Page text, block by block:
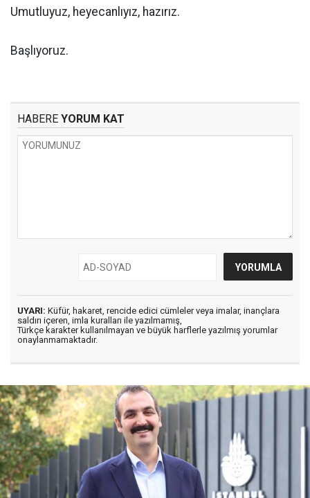
Umutluyuz, heyecanlıyız, hazırız.
Başlıyoruz.
HABERE YORUM KAT
UYARI: Küfür, hakaret, rencide edici cümleler veya imalar, inançlara
saldırı içeren, imla kuralları ile yazılmamış,
Türkçe karakter kullanılmayan ve büyük harflerle yazılmış yorumlar
onaylanmamaktadır.